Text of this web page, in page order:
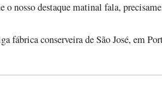
o nosso destaque matinal fala,
fábrica conserveira de São José, em